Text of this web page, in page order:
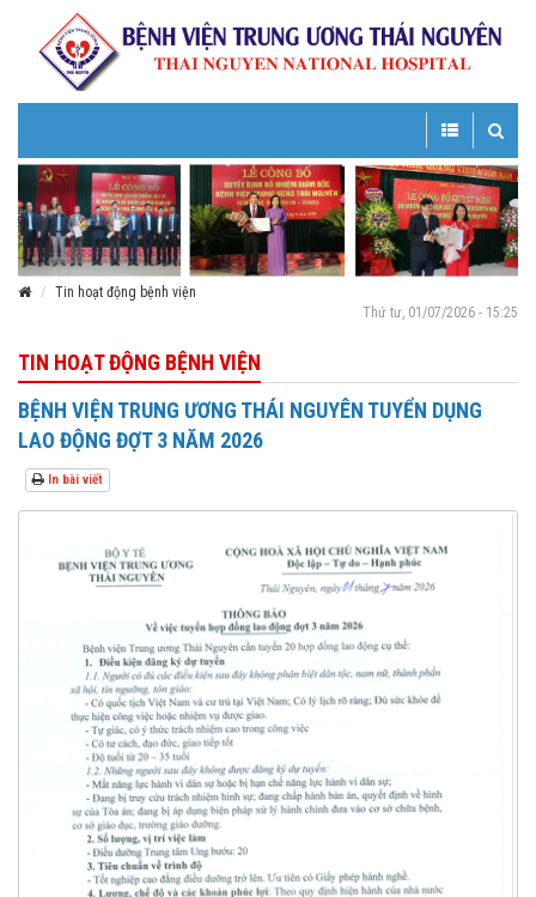
Toggle
Toggle
navigation
Tin hoạt động bệnh viện
Thứ tư, 01/07/2026 - 15:25
TIN HOẠT ĐỘNG BỆNH VIỆN
BỆNH VIỆN TRUNG ƯƠNG THÁI NGUYÊN TUYỂN DỤNG
LAO ĐỘNG ĐỢT 3 NĂM 2026
In bài viết